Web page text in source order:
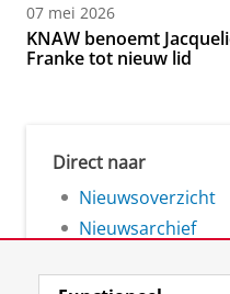
07 mei 2026
KNAW benoemt
Franke tot nieuw lid
Direct naar
Nieuwsoverzicht
Nieuwsarchief